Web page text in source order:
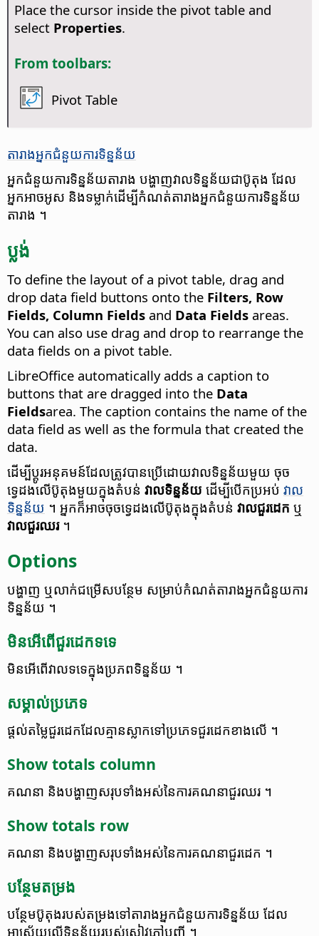
Place the cursor inside the pivot table and
select Properties.
From toolbars:
Pivot Table
តារាង​អ្នក​ជំនួយ​ការ​ទិន្នន័យ
អ្នក​ជំនួយ​ការ​ទិន្នន័យ​តារាង បង្ហាញ​វាល​​​ទិន្នន័យ​ជា​ប៊ូតុង ដែល​
អ្នក​អាច​អូស និង​ទម្លាក់​ដើម្បី​កំណត់​តារាង​អ្នក​ជំនួយការ​ទិន្នន័យ​
តារាង ។
ប្លង់
To define the layout of a pivot table, drag and
drop data field buttons onto the Filters, Row
Fields, Column Fields and Data Fields areas.
You can also use drag and drop to rearrange the
data fields on a pivot table.
LibreOffice automatically adds a caption to
buttons that are dragged into the Data
Fieldsarea. The caption contains the name of the
data field as well as the formula that created the
data.
ដើម្បី​ប្តូរ​អនុគមន៍​ដែល​ត្រូវ​បាន​ប្រើ​ដោយ​វាល​​ទិន្នន័យ​មួយ ចុច​
ទ្វេដង​លើ​ប៊ូតុង​មួយ​ក្នុង​តំបន់ វាល​​ទិន្នន័យ ដើម្បី​បើក​ប្រអប់ វាល​​
ទិន្នន័យ ។ អ្នក​ក៏​អាច​ចុច​ទ្វេដង​លើ​ប៊ូតុង​ក្នុង​តំបន់ វាល​​ជួរ​ដេក ឬ​
វាល​​ជួរ​ឈរ។
Options
បង្ហាញ ឬ​លាក់​ជម្រើស​បន្ថែម សម្រាប់​កំណត់​តារាង​អ្នក​ជំនួយការ​
ទិន្នន័យ ។
មិន​អើពើ​ជួរ​ដេក​ទទេ
មិន​អើពើ​វាល​​ទទេ​ក្នុង​ប្រភព​ទិន្នន័យ ។
សម្គាល់​ប្រភេទ
ផ្តល់​តម្លៃ​ជួរ​ដេក​ដែល​គ្មាន​ស្លាក​ទៅ​ប្រភេទជួរ​ដេក​ខាងលើ ។
Show totals column
គណនា និង​បង្ហាញ​សរុប​ទាំងអស់​នៃ​ការ​គណនា​ជួរ​ឈរ ។
Show totals row
គណនា និង​បង្ហាញ​សរុប​ទាំងអស់​នៃ​ការ​គណនា​ជួរ​ដេក ។
បន្ថែម​តម្រង
បន្ថែម​ប៊ូតុង​របស់​​តម្រង​​ទៅ​តារាង​អ្នក​​ជំនួយការ​ទិន្នន័យ ដែល​
អាស្រ័យ​លើ​ទិន្នន័យ​របស់​សៀវភៅ​បញ្ជី ។